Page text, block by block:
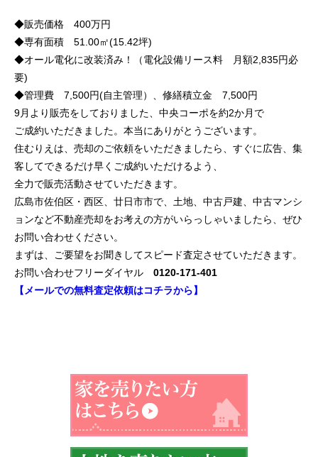
◆販売価格 400万円
◆専有面積 51.00㎡(15.42坪)
◆オール電化に改装済み！（電化設備リース料 月額2,835円必
要)
◆管理費 7,500円(自主管理）、修繕積立金 7,500円
9月より販売をしておりました、中央コーポを約2か月で
ご成約いただきました。本当にありがとうございます。
住むりえは、売却のご依頼をいただきましたら、すぐに広告、集
客してできるだけ早くご成約いただけるよう、
全力で販売活動させていただきます。
広島市佐伯区・西区、廿日市市で、土地、中古戸建、中古マンシ
ョンなど不動産売却をお考えの方がいらっしゃいましたら、ぜひ
お問い合わせください。
まずは、ご要望をお聞きしてスピード査定させていただきます。
お問い合わせフリーダイヤル 0120-171-401
【メールでの無料査定依頼はコチラから】